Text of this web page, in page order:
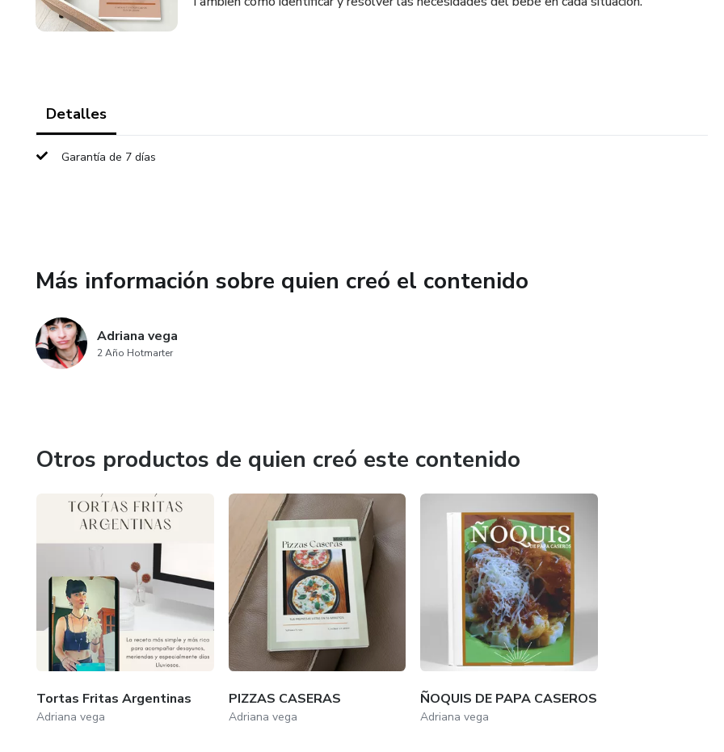
Detalles
Garantía de 7 días
Más información sobre quien creó el contenido
Adriana vega
2 Año Hotmarter
Otros productos de quien creó este contenido
Tortas Fritas Argentinas
Adriana vega
PIZZAS CASERAS
Adriana vega
ÑOQUIS DE PAPA CASEROS
Adriana vega